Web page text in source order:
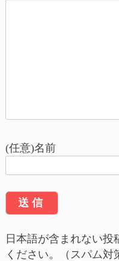
ン
(任意)名前
日本語が含まれない
ください。（スパム対